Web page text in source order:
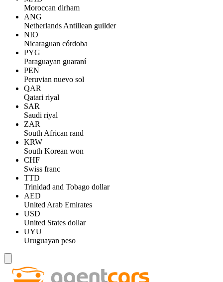
Moroccan dirham
ANG
Netherlands Antillean guilder
NIO
Nicaraguan córdoba
PYG
Paraguayan guaraní
PEN
Peruvian nuevo sol
QAR
Qatari riyal
SAR
Saudi riyal
ZAR
South African rand
KRW
South Korean won
CHF
Swiss franc
TTD
Trinidad and Tobago dollar
AED
United Arab Emirates
USD
United States dollar
UYU
Uruguayan peso